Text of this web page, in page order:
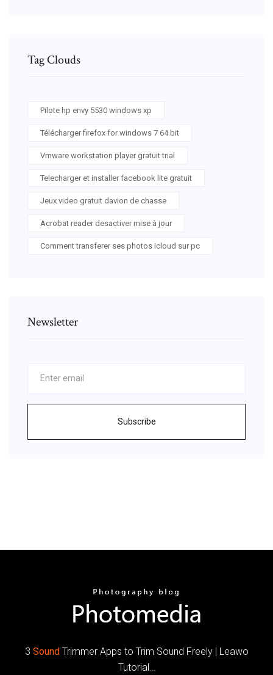
Tag Clouds
Pilote hp envy 5530 windows xp
Télécharger firefox for windows 7 64 bit
Vmware workstation player gratuit trial
Telecharger et installer facebook lite gratuit
Jeux video gratuit davion de chasse
Acrobat reader desactiver mise à jour
Comment transferer ses photos icloud sur pc
Newsletter
Subscribe
3 SoundTrimmer Apps to Trim Sound Freely | Leawo
Tutorial…